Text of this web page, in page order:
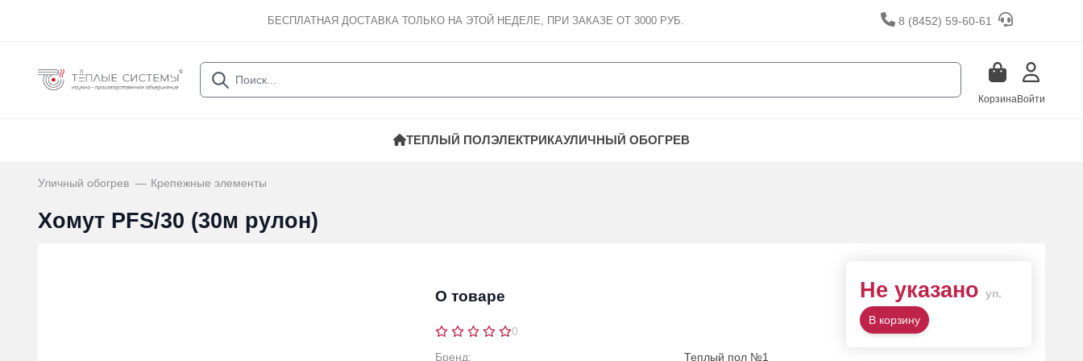
БЕСПЛАТНАЯ ДОСТАВКА ТОЛЬКО НА ЭТОЙ НЕДЕЛЕ, ПРИ ЗАКАЗЕ ОТ 3000 РУБ. 8 (8452) 59-60-61
КорзинаВойти
ТЕПЛЫЙ ПОЛЭЛЕКТРИКАУЛИЧНЫЙ ОБОГРЕВ
Уличный обогрев Крепежные элементы
Хомут PFS/30 (30м рулон)
О товаре
0
Бренд:
Теплый пол №1
Не указано уп.
В корзину